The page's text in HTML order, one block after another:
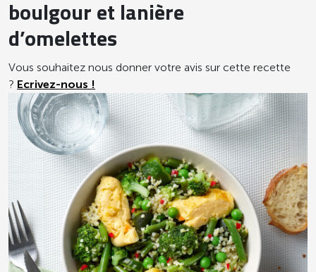
boulgour et lanière
d’omelettes
Vous souhaitez nous donner votre avis sur cette recette
? Ecrivez-nous !